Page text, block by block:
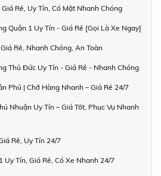
Rẻ, Uy Tín, Có Mặt Nhanh Chóng
Quận 1 Uy Tín - Giá Rẻ [Gọi Là Xe Ngay]
Rẻ, Nhanh Chóng, An Toàn
Thủ Đức Uy Tín - Giá Rẻ - Nhanh Chóng
Phú | Chở Hàng Nhanh – Giá Rẻ 24/7
Nhuận Uy Tín – Giá Tốt, Phục Vụ Nhanh
Rẻ, Uy Tín 24/7
Uy Tín, Giá Rẻ, Có Xe Nhanh 24/7